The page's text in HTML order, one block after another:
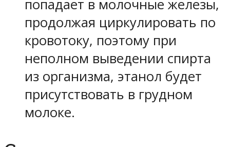
попадает в молочные железы,
продолжая циркулировать по
кровотоку, поэтому при
неполном выведении спирта
из организма, этанол будет
присутствовать в грудном
молоке.